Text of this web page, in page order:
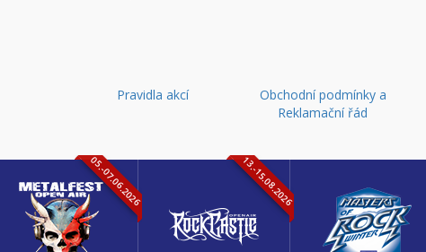
Pravidla akcí
Obchodní podmínky a
Reklamační řád
05.-07.06.2026 13.-15.08.2026